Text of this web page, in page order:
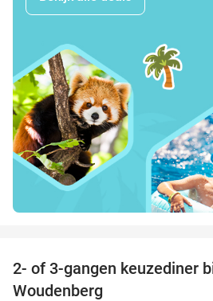
2- of 3-gangen keuzediner
Woudenberg